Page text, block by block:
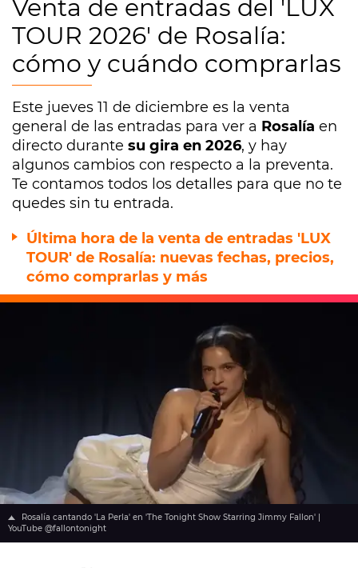
Venta de entradas del 'LUX
TOUR 2026' de Rosalía:
cómo y cuándo comprarlas
Este jueves 11 de diciembre es la venta
general de las entradas para ver a Rosalía en
directo durante su gira en 2026, y hay
algunos cambios con respecto a la preventa.
Te contamos todos los detalles para que no te
quedes sin tu entrada.
Última hora de la venta de entradas 'LUX
TOUR' de Rosalía: nuevas fechas, precios,
cómo comprarlas y más
Rosalía cantando 'La Perla' en 'The Tonight Show Starring Jimmy Fallon' |
YouTube ‎⁨@fallontonight⁩